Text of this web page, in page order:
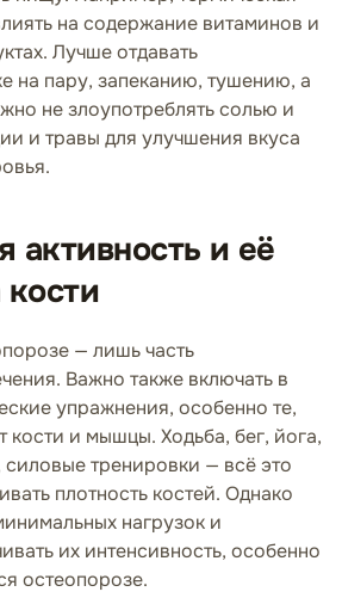
на содержание витаминов и
Лучше отдавать
на пару, запеканию, тушению, а
не злоупотреблять солью и
и травы для улучшения вкуса
активность и её
— лишь часть
Важно также включать в
упражнения, особенно те,
кости и мышцы. Ходьба, бег, йога,
силовые тренировки — всё это
плотность костей. Однако
нагрузок и
их интенсивность, особенно
остеопорозе.